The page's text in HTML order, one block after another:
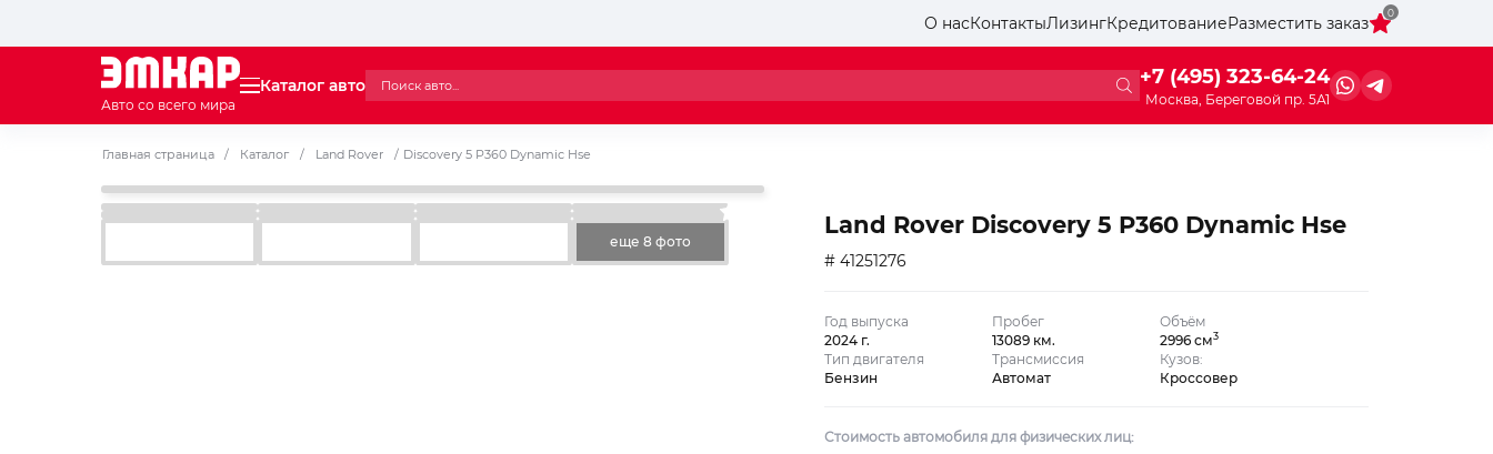
О насКонтактыЛизингКредитованиеРазместить заказ
0
Авто со всего мира
Каталог авто +7 (495) 323-64-24
Москва, Береговой пр. 5А1
Главная страница / Каталог / Land Rover / Discovery 5 P360 Dynamic Hse
еще 8 фото
Land Rover Discovery 5 P360 Dynamic Hse
# 41251276
Год выпуска
2024 г.
Пробег
13089 км.
Объём
2996 см3
Тип двигателя
Бензин
Трансмиссия
Автомат
Кузов:
Кроссовер
Стоимость автомобиля для физических лиц: